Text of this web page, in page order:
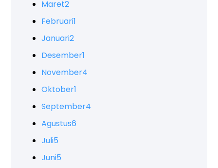
Maret2
Februari1
Januari2
Desember1
November4
Oktober1
September4
Agustus6
Juli5
Juni5